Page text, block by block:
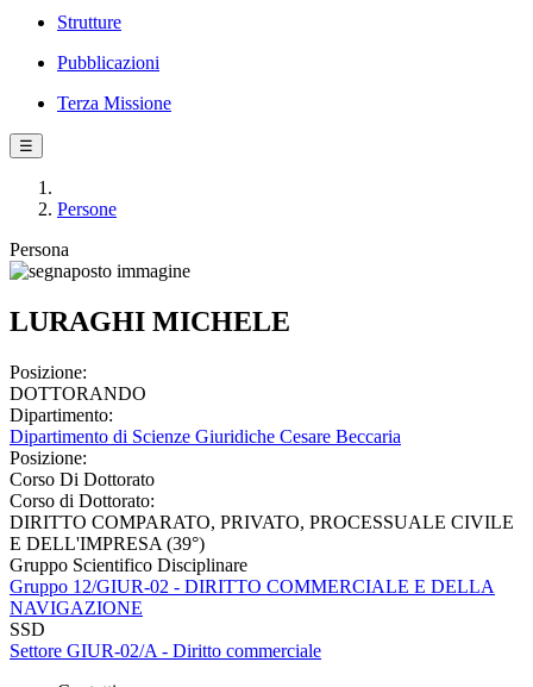
Strutture
Pubblicazioni
Terza Missione
☰
Persone
Persona
LURAGHI MICHELE
Posizione:
DOTTORANDO
Dipartimento:
Dipartimento di Scienze Giuridiche Cesare Beccaria
Posizione:
Corso Di Dottorato
Corso di Dottorato:
DIRITTO COMPARATO, PRIVATO, PROCESSUALE CIVILE
E DELL'IMPRESA (39°)
Gruppo Scientifico Disciplinare
Gruppo 12/GIUR-02 - DIRITTO COMMERCIALE E DELLA
NAVIGAZIONE
SSD
Settore GIUR-02/A - Diritto commerciale